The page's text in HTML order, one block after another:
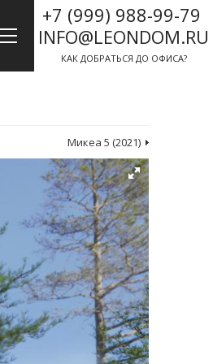
+7 (999) 988-99-79
INFO@LEONDOM.RU
КАК ДОБРАТЬСЯ ДО ОФИСА?
Микеа 5 (2021)